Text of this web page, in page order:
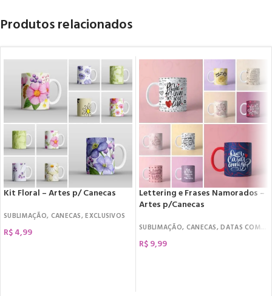
Produtos relacionados
Kit Floral – Artes p/ Canecas
SUBLIMAÇÃO, CANECAS,EXCLUSIVOS
R$4,99
Lettering e Frases Namorados –
Artes p/Canecas
SUBLIMAÇÃO, CANECAS,DATAS COMEMORATIVAS
R$9,99